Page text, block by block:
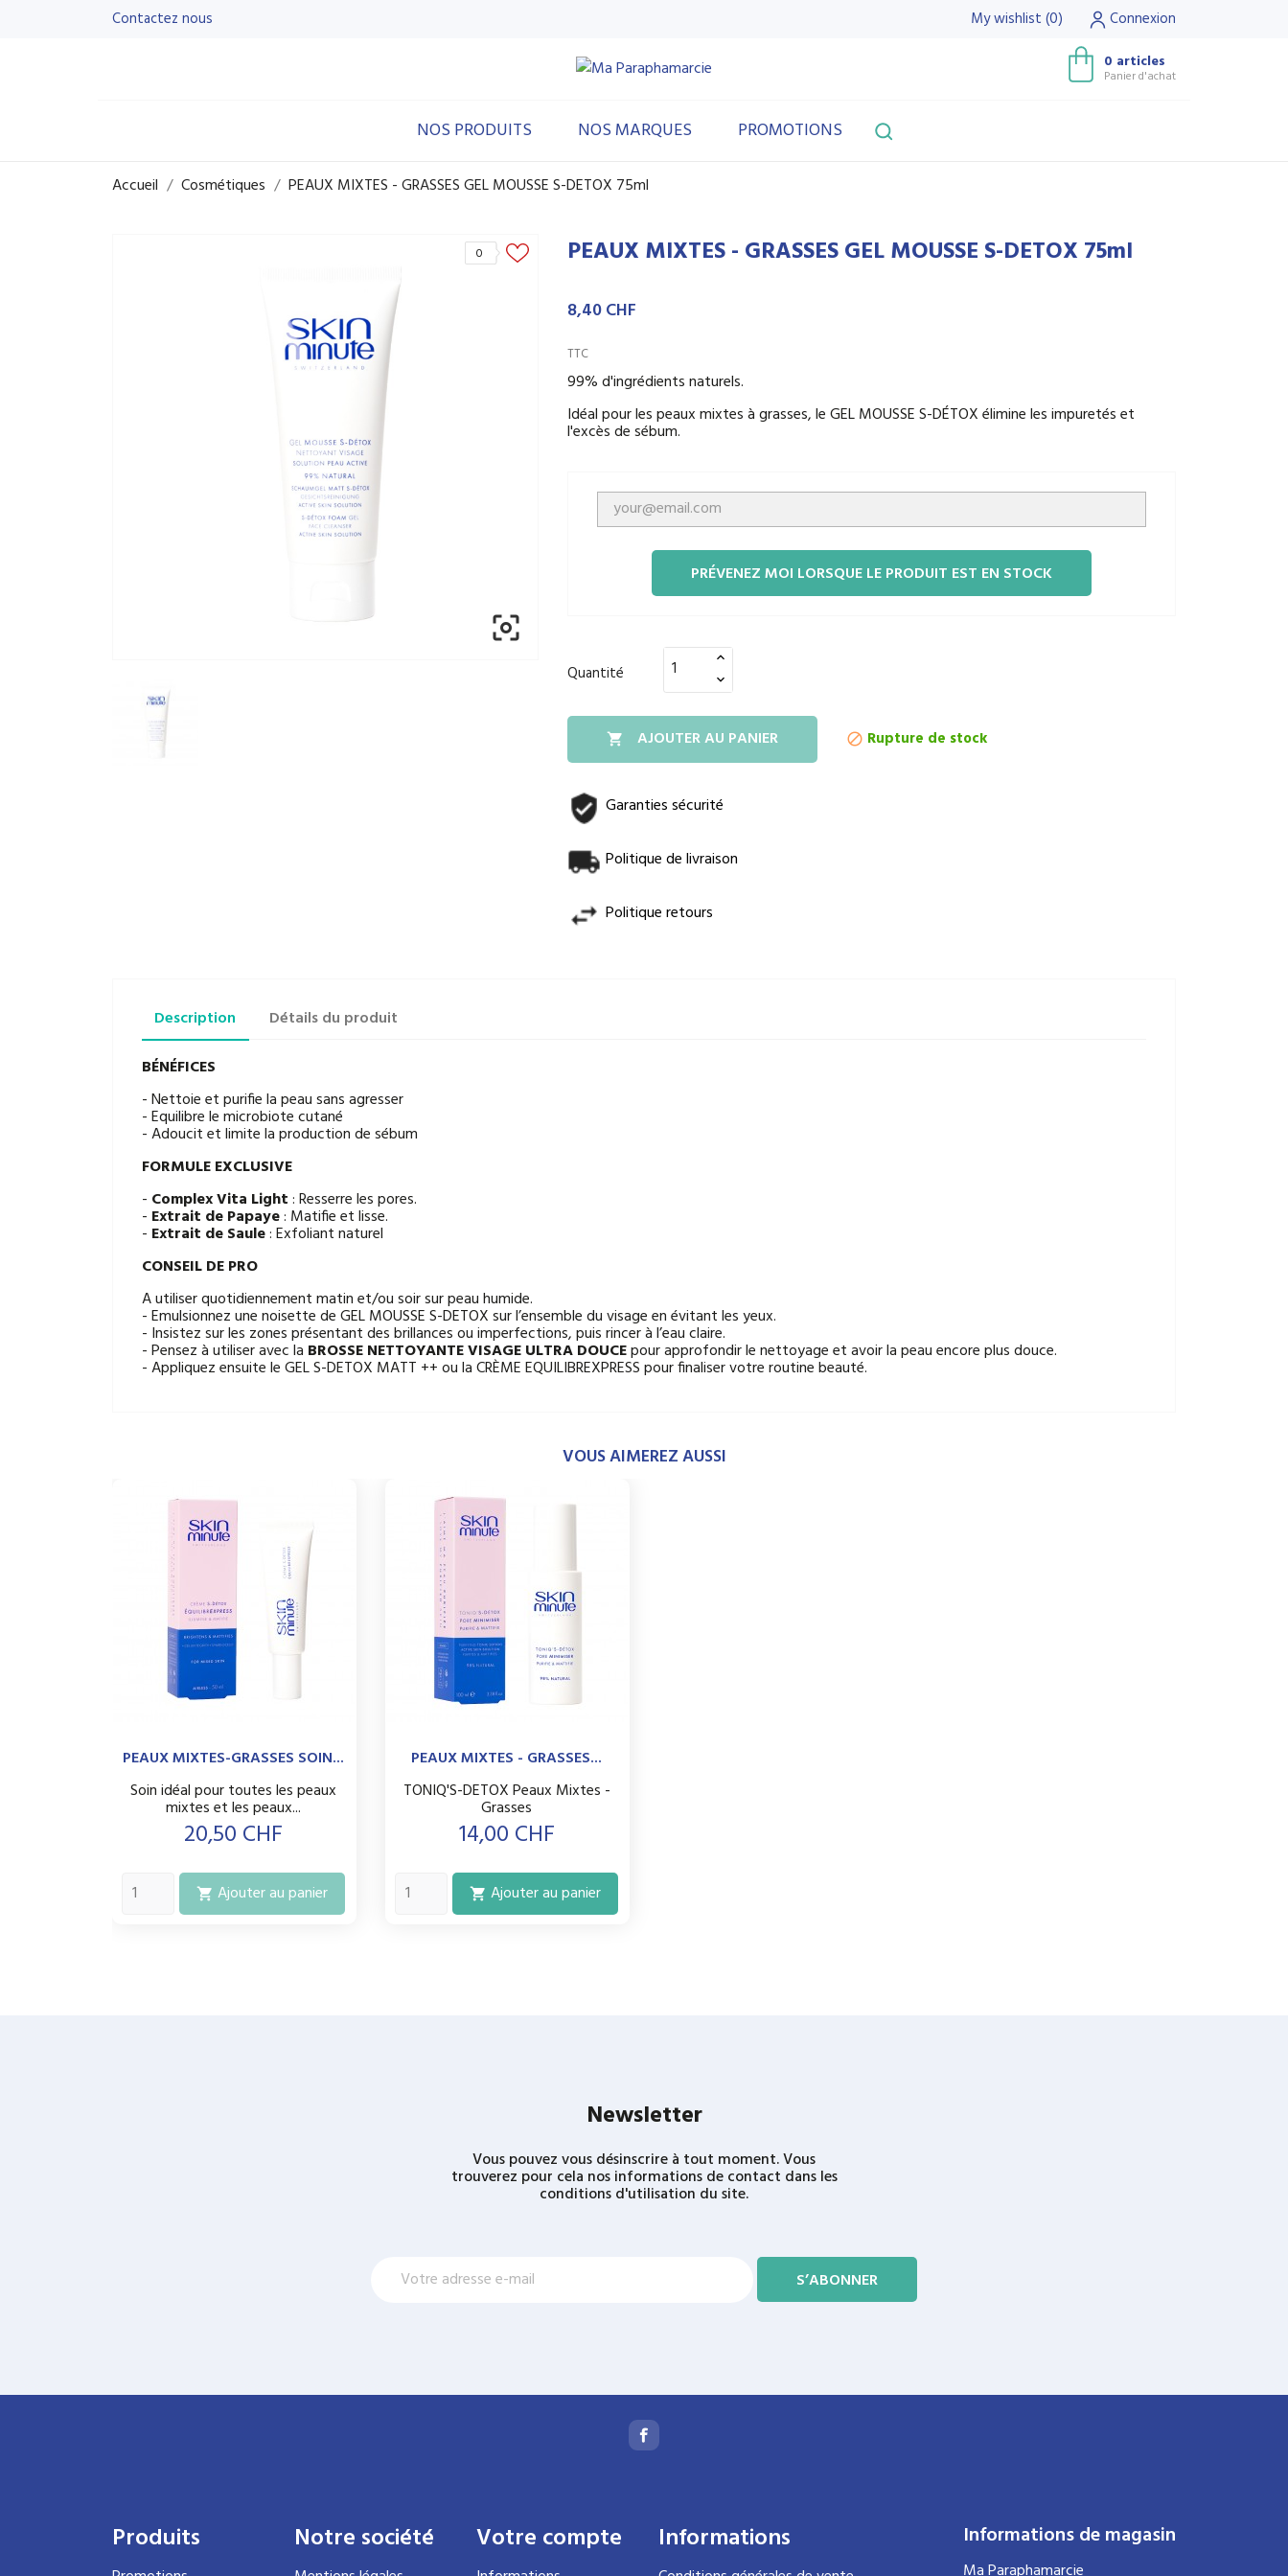
Contactez nous My wishlist (0) Connexion
0 articles
Panier d'achat
NOS PRODUITS NOS MARQUES PROMOTIONS
Accueil Cosmétiques PEAUX MIXTES - GRASSES GEL MOUSSE S-DETOX 75ml

0 PEAUX MIXTES - GRASSES GEL MOUSSE S-DETOX 75ml
8,40 CHF
TTC
99% d'ingrédients naturels.
Idéal pour les peaux mixtes à grasses, le GEL MOUSSE S-DÉTOX élimine les impuretés et
l'excès de sébum.
PRÉVENEZ MOI LORSQUE LE PRODUIT EST EN STOCK
Quantité
 AJOUTER AU PANIER  Rupture de stock
Garanties sécurité
Politique de livraison
Politique retours
Description
Détails du produit
BÉNÉFICES
- Nettoie et purifie la peau sans agresser
- Equilibre le microbiote cutané
- Adoucit et limite la production de sébum
FORMULE EXCLUSIVE
- Complex Vita Light: Resserre les pores.
- Extrait de Papaye: Matifie et lisse.
- Extrait de Saule: Exfoliant naturel
CONSEIL DE PRO
A utiliser quotidiennement matin et/ou soir sur peau humide.
- Emulsionnez une noisette de GEL MOUSSE S-DETOX sur l’ensemble du visage en évitant les yeux.
- Insistez sur les zones présentant des brillances ou imperfections, puis rincer à l’eau claire.
- Pensez à utiliser avec la BROSSE NETTOYANTE VISAGE ULTRA DOUCEpour approfondir le nettoyage et avoir la peau encore plus douce.
- Appliquez ensuite le GEL S-DETOX MATT ++ ou la CRÈME EQUILIBREXPRESS pour finaliser votre routine beauté.
VOUS AIMEREZ AUSSI
PEAUX MIXTES-GRASSES SOIN...
Soin idéal pour toutes les peaux
mixtes et les peaux...
Prix
20,50 CHF
 Ajouter au panier
PEAUX MIXTES - GRASSES...
TONIQ'S-DETOX Peaux Mixtes -
Grasses
Prix
14,00 CHF
 Ajouter au panier
Newsletter
Vous pouvez vous désinscrire à tout moment. Vous
trouverez pour cela nos informations de contact dans les
conditions d'utilisation du site.
Produits Notre société Votre compte Informations Informations de magasin
Ma Paraphamarcie